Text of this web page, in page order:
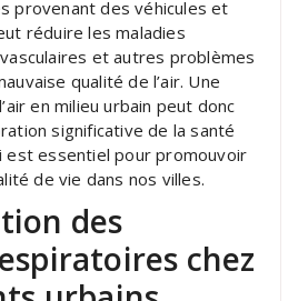
provenant des véhicules et
réduire les maladies
et autres problèmes
qualité de l’air. Une
en milieu urbain peut donc
significative de la santé
est essentiel pour promouvoir
de vie dans nos villes.
des
chez